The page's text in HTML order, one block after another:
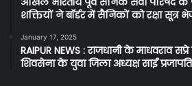
शक्तियों ने बॉर्डर में सैनिकों को रक्षा सूत्र
January 17, 2025
RAIPUR NEWS : राजधानी के माधवराव
शिवसेना के युवा जिला अध्यक्ष साईं